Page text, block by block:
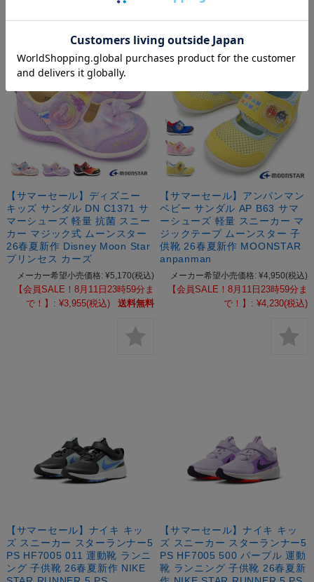
【サマーセール】ディズニー
キッズ サンダル DN C1371 サ
マーシューズ 軽量 抗菌 スニー
カー マジック式 ムーンスター
26春夏新作 Disney Moon Star
プリンセス カーズ
メーカー希望小売価格: ¥5,170(税込)
【会員SALE！8月11日23時59分ま
で！】: ¥3,955(税込) 送料無料
【サマーセール】アンパンマン
ベビー サンダル AP B63 サマ
ーシューズ 軽量 スニーカー マ
ジックテープ ムーンスター 子
供靴 26春夏新作 MOONSTAR
anpanman
メーカー希望小売価格: ¥4,950(税込)
【会員SALE！8月11日23時59分ま
で！】: ¥4,230(税込)
【サマーセール】ナイキ キッ
ズ スニーカー スターランナー5
PS HF7005 011 運動靴 ランニ
ング 子供靴 26春夏新作 NIKE
【サマーセール】ナイキ キッ
ズ スニーカー スターランナー5
PS HF7005 500 パープル 運動
靴 ランニング 子供靴 26春夏新